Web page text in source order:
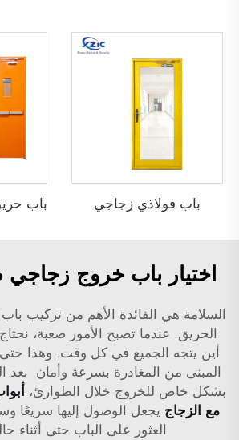
باب فولاذي زجاجي
اختيار باب خروج زجاجي
السلامة هي الفائدة الأهم من تركيب
الحريق. عندما تصبح الأمور صعبة،
أين يتجه الجميع في كل وقت. وهذا
المبنى من المغادرة بسرعة وأمان. بعد
بشكل خاص للخروج خلال الطوارئ،
مع الزجاج يجعل الوصول إليها سريعًا
العثور على الباب حتى أثناء